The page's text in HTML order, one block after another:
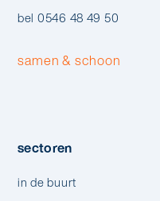
bel 0546 48 49 50
samen & schoon
sectoren
in de buurt